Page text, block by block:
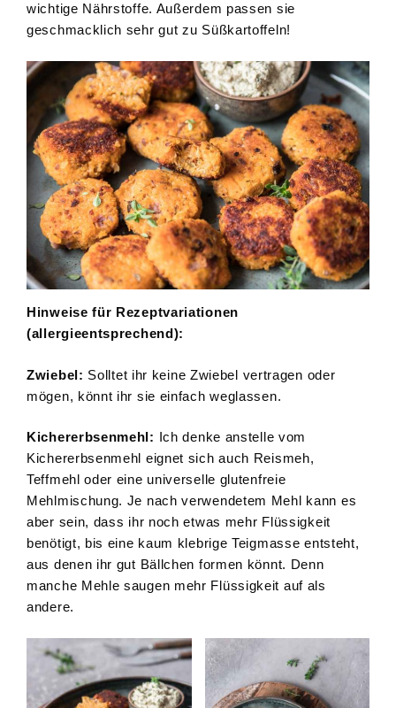
wichtige Nährstoffe. Außerdem passen sie
geschmacklich sehr gut zu Süßkartoffeln!
Hinweise für Rezeptvariationen
(allergieentsprechend):
Zwiebel: Solltet ihr keine Zwiebel vertragen oder
mögen, könnt ihr sie einfach weglassen.
Kichererbsenmehl: Ich denke anstelle vom
Kichererbsenmehl eignet sich auch Reismeh,
Teffmehl oder eine universelle glutenfreie
Mehlmischung. Je nach verwendetem Mehl kann es
aber sein, dass ihr noch etwas mehr Flüssigkeit
benötigt, bis eine kaum klebrige Teigmasse entsteht,
aus denen ihr gut Bällchen formen könnt. Denn
manche Mehle saugen mehr Flüssigkeit auf als
andere.